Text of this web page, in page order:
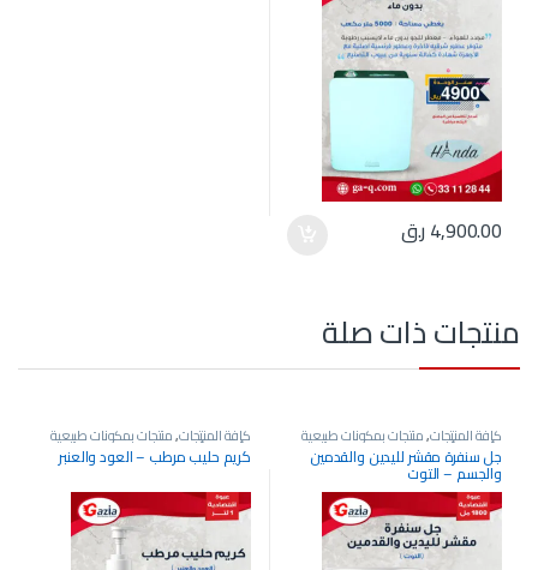
4,900.00 ر.ق
منتجات ذات صلة
كافة المنتجات,منتجات بمكونات طبيعية
وأسعار وأحجام تنافسية
جل سنفرة مقشر لليدين والقدمين
والجسم – التوت
كافة المنتجات,منتجات بمكونات طبيعية
وأسعار وأحجام تنافسية
كريم حليب مرطب – العود والعنبر